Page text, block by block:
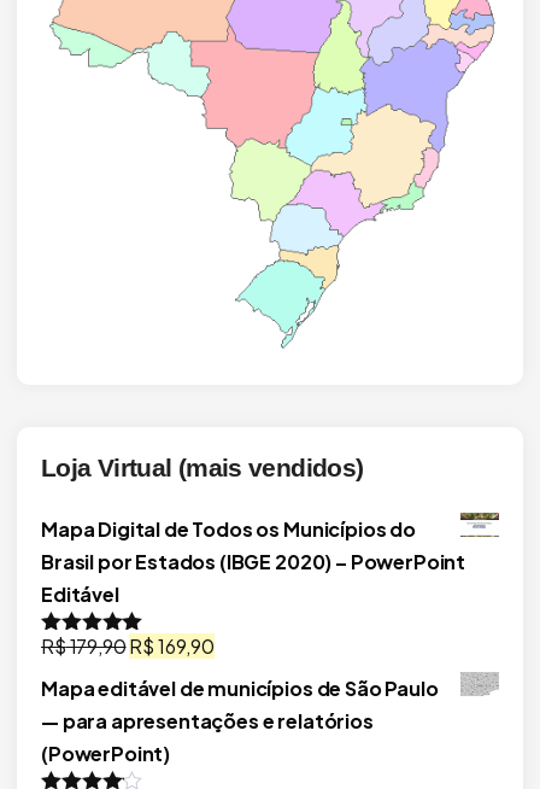
Loja Virtual (mais vendidos)
Mapa Digital de Todos os Municípios do
Brasil por Estados (IBGE 2020) – PowerPoint
Editável
Avaliação
R$179,90O
preço
era:
R$ 179,90.
R$169,90
preço
atual
Mapa editável de municípios de São Paulo
— para apresentações e relatórios
(PowerPoint)